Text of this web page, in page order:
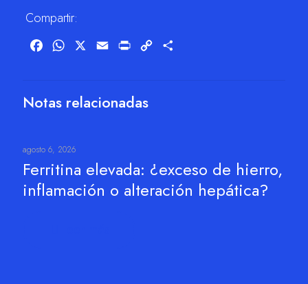
Compartir:
FacebookWhatsApp Email Print
Copy
Notas relacionadas
agosto 6, 2026
Ferritina elevada: ¿exceso de hierro,
inflamación o alteración hepática?